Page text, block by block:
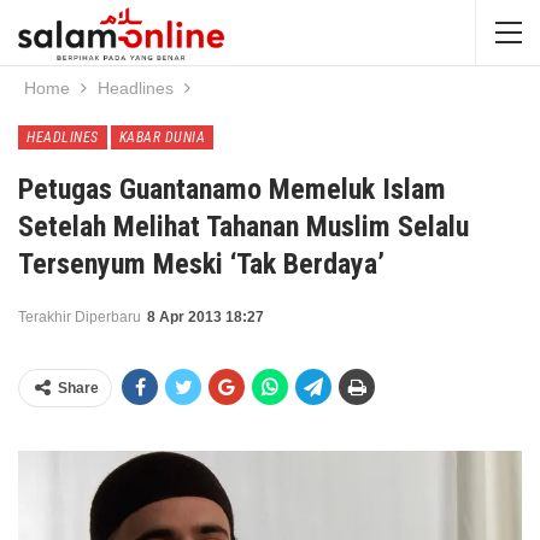
Home Headlines
HEADLINES KABAR DUNIA
Petugas Guantanamo Memeluk Islam
Setelah Melihat Tahanan Muslim Selalu
Tersenyum Meski ‘Tak Berdaya’
Terakhir Diperbaru 8 Apr 2013 18:27
Share